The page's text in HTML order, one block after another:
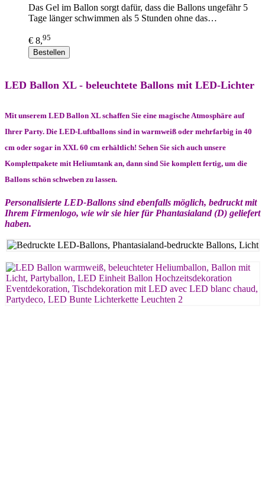
Das Gel im Ballon sorgt dafür, dass die Ballons ungefähr 5
Tage länger schwimmen als 5 Stunden ohne das…
€ 8,95
Bestellen
LED Ballon XL - beleuchtete Ballons mit LED-Lichter
Mit unserem LED Ballon XL schaffen Sie eine magische Atmosphäre auf
Ihrer Party. Die LED-Luftballons sind in warmweiß oder mehrfarbig in 40
cm oder sogar in XXL 60 cm erhältlich! Sehen Sie sich auch unsere
Komplettpakete mit Heliumtank an, dann sind Sie komplett fertig, um die
Ballons schön schweben zu lassen.
Personalisierte LED-Ballons sind ebenfalls möglich, bedruckt mit
Ihrem Firmenlogo, wie wir sie hier für Phantasialand (D) geliefert
haben.